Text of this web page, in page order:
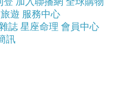
西班牙文 德文 ??i?
英語 大雪山國家森
標章
旅遊 服務中心
誌 星座命理 會員中心
訊